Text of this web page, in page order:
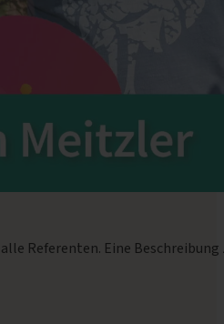
Referenten. Eine